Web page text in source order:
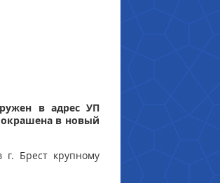
в адрес УП
окрашена в новый
Брест крупному